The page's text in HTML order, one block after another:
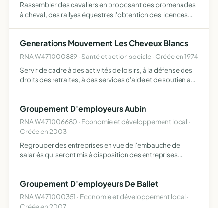
Rassembler des cavaliers en proposant des promenades
à cheval, des rallyes équestres l'obtention des licences
Generations Mouvement Les Cheveux Blancs
RNA W471000889 · Santé et action sociale · Créée en 1974
Servir de cadre à des activités de loisirs, à la défense des
droits des retraites, à des services d'aide et de soutien aux
Groupement D'employeurs Aubin
RNA W471006680 · Economie et développement local ·
Créée en 2003
Regrouper des entreprises en vue de l'embauche de
salariés qui seront mis à disposition des entreprises
Groupement D'employeurs De Ballet
RNA W471000351 · Economie et développement local ·
Créée en 2007